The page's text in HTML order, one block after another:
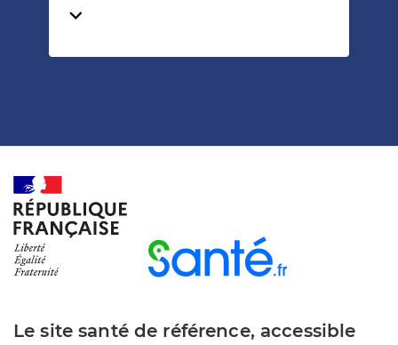
Temps de lecture
Le site santé de référence, accessible